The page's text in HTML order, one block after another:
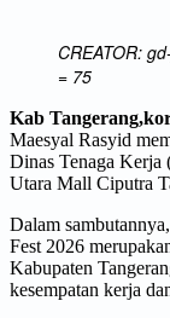
CREATOR:
= 75
Kab
Maesyal Rasyid
Dinas Tenaga Kerja
Utara Mall Ciputra
Dalam
Fest 2026
Kabupaten
kesempatan kerja